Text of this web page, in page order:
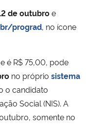
de outubroe
prograd, no ícone
é R$ 75,00, pode
no próprio sistema
o candidato
Social (NIS). A
somente no